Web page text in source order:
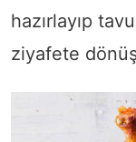
hazırlayıp
ziyafete